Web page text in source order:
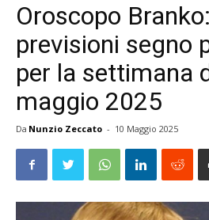
Oroscopo
previsioni segno
per la settimana
maggio 2025
Da Nunzio Zeccato - 10 Maggio 2025